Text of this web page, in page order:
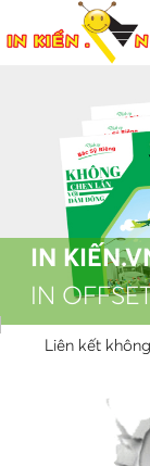
IN
IN
Liên kết